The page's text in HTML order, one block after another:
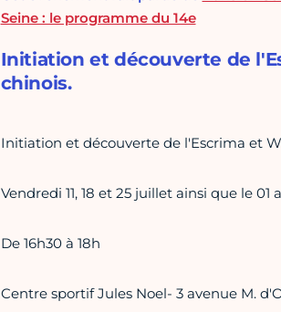
Seine : le programme du 14e
Initiation et découverte de
chinois.
Initiation et découverte de l'Escrima et
Vendredi 11, 18 et 25 juillet ainsi que le 01
De 16h30 à 18h
Centre sportif Jules Noel- 3 avenue M.